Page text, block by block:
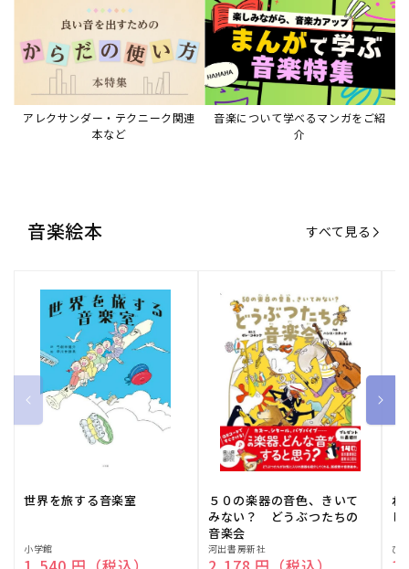
アレクサンダー・テクニーク関連
本など
音楽について学べるマンガをご紹
介
音楽絵本 すべて見る
世界を旅する音楽室
販
小学館
５０の楽器の音色、きいて
みない？ どうぶつたちの
音楽会
販
河出書房新社
ね
販ひ